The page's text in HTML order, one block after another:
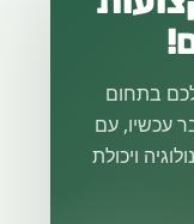
בתחום
עכשיו, עם
ויכולת